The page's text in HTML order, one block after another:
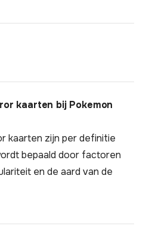
kaarten bij Pokemon
kaarten zijn per definitie
bepaald door factoren
en de aard van de